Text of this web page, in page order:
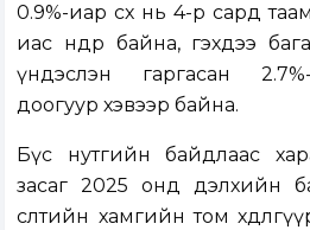
0.9%-иар өсөх нь 4-р сард
иас өндөр байна, гэхдээ
үндэслэн гаргасан
доогуур хэвээр байна.
Бүс нутгийн байдлаас
засаг 2025 онд дэлхийн
өсөлтийн хамгийн том